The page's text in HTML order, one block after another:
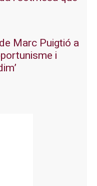
Marc Puigtió a
i